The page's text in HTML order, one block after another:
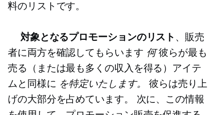
料のリストです。
対象となるプロモーションのリスト 、販売
者に両方を確認してもらいます 何彼らが最も
売る（または最も多くの収入を得る）アイテ
ムと同様に を特定いたします。
彼らは売り上
げの大部分を占めています。 次に、この情報